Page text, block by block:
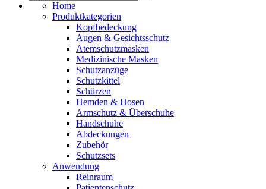
Home
Produktkategorien
Kopfbedeckung
Augen & Gesichtsschutz
Atemschutzmasken
Medizinische Masken
Schutzanzüge
Schutzkittel
Schürzen
Hemden & Hosen
Armschutz & Überschuhe
Handschuhe
Abdeckungen
Zubehör
Schutzsets
Anwendung
Reinraum